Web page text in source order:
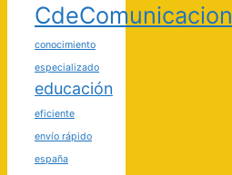
CdeComunicacion
conocimiento
especializado
educación
eficiente
envío rápido
españa